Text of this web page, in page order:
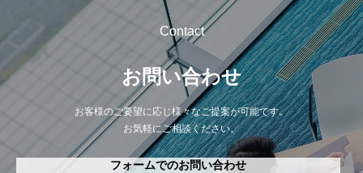
Contact
お問い合わせ
お客様のご要望に応じ様々なご提案が可能です。
お気軽にご相談ください。
フォームでのお問い合わせ